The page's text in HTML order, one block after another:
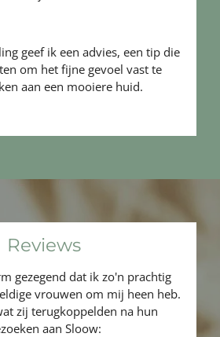
geef ik een advies, een tip die
om het fijne gevoel vast te
aan een mooiere huid.
Reviews
gezegend dat ik zo'n prachtig
vrouwen om mij heen heb.
zij terugkoppelden na hun
aan Sloow: